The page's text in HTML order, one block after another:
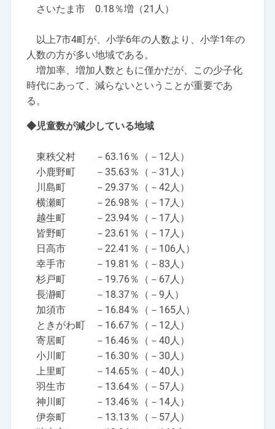
さいたま市 0.18％増（21人）
以上7市4町が、小学6年の人数より、小学1年の
人数の方が多い地域である。
増加率、増加人数ともに僅かだが、この少子化
時代にあって、減らないということが重要であ
る。
◆児童数が減少している地域
東秩父村 －63.16％（－12人）
小鹿野町 －35.63％（－31人）
川島町 －29.37％（－42人）
横瀬町 －26.98％（－17人）
越生町 －23.94％（－17人）
皆野町 －23.61％（－17人）
日高市 －22.41％（－106人）
幸手市 －19.81％（－83人）
杉戸町 －19.76％（－67人）
長瀞町 －18.37％（－9人）
加須市 －16.84％（－165人）
ときがわ町 －16.67％（－12人）
寄居町 －16.46％（－40人）
小川町 －16.30％（－30人）
上里町 －14.65％（－40人）
羽生市 －13.64％（－57人）
神川町 －13.46％（－14人）
伊奈町 －13.13％（－57人）